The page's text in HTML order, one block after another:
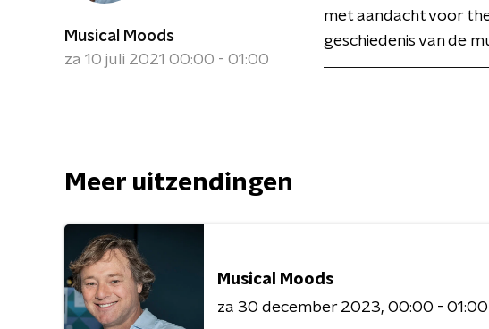
Musical Moods
za 10 juli 2021 00:00 - 01:00
met aandacht voor
geschiedenis van de
Meer uitzendingen
Musical Moods
za 30 december 2023 00:00 - 01:00